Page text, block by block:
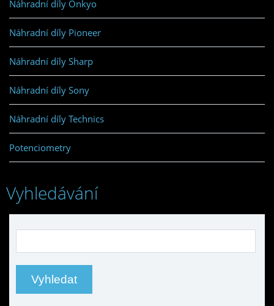
Náhradní díly Onkyo
Náhradní díly Pioneer
Náhradní díly Sharp
Náhradní díly Sony
Náhradní díly Technics
Potenciometry
Vyhledávání